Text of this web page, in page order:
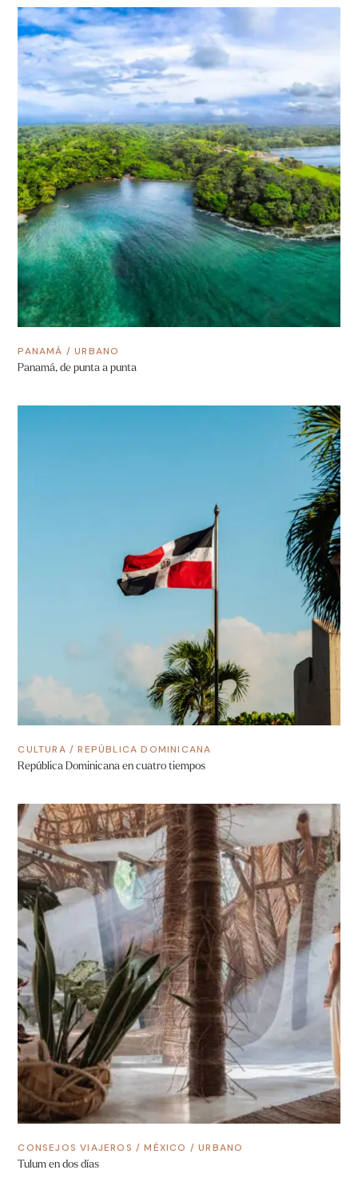
PANAMÁ /URBANO
Panamá, de punta a punta
CULTURA /REPÚBLICA DOMINICANA
República Dominicana en cuatro tiempos
CONSEJOS VIAJEROS /MÉXICO /URBANO
Tulum en dos días